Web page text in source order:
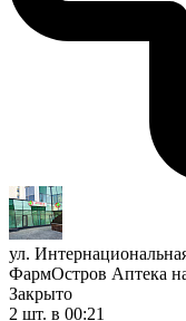
ул.
ФармОстров Аптека
Закрыто
2 шт. в 00:21